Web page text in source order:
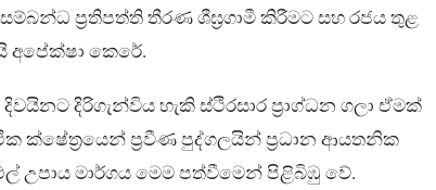
ප්‍රතිපත්ති තීරණ ශීඝ්‍රගාමී කිරීමට සහ රජය තුළ
කෙරේ.
දිරිගැන්විය හැකි ස්ථිරසාර ප්‍රාග්ධන ගලා ඒමක්
ක්ෂේත්‍රයෙන් ප්‍රවීණ පුද්ගලයින් ප්‍රධාන ආයතනික
උපාය මාර්ගය මෙම පත්වීමෙන් පිළිබිඹු වේ.